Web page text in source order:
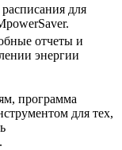
расписания для
отчеты и
энергии
программа
для тех,